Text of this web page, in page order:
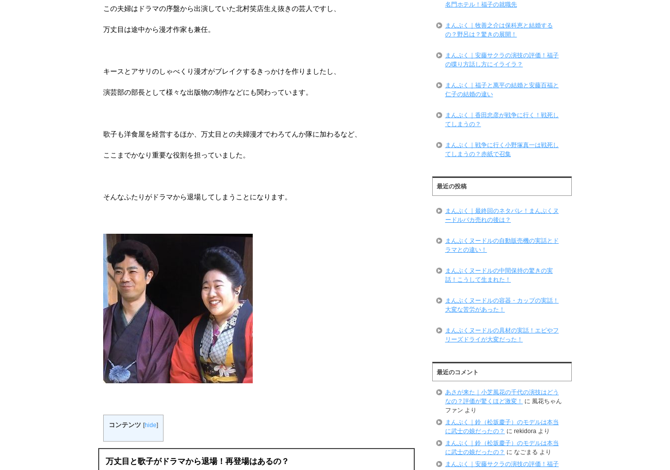
この夫婦はドラマの序盤から出演していた北村笑店生え抜きの芸人ですし、
万丈目は途中から漫才作家も兼任。
キースとアサリのしゃべくり漫才がブレイクするきっかけを作りましたし、
演芸部の部長として様々な出版物の制作などにも関わっています。
歌子も洋食屋を経営するほか、万丈目との夫婦漫才でわろてんか隊に加わるなど、
ここまでかなり重要な役割を担っていました。
そんなふたりがドラマから退場してしまうことになります。
コンテンツ [hide]
万丈目と歌子がドラマから退場！再登場はあるの？
名門ホテル！福子の就職先
まんぷく｜牧善之介は保科恵と結婚する
の？野呂は？驚きの展開！
まんぷく｜安藤サクラの演技の評価！福子
の喋り方話し方にイライラ？
まんぷく｜福子と萬平の結婚と安藤百福と
仁子の結婚の違い
まんぷく｜香田忠彦が戦争に行く！戦死し
てしまうの？
まんぷく｜戦争に行く小野塚真一は戦死し
てしまうの？赤紙で召集
最近の投稿
まんぷく｜最終回のネタバレ！まんぷくヌ
ードルバカ売れの後は？
まんぷくヌードルの自動販売機の実話とド
ラマとの違い！
まんぷくヌードルの中間保持の驚きの実
話！こうして生まれた！
まんぷくヌードルの容器・カップの実話！
大変な苦労があった！
まんぷくヌードルの具材の実話！エビやフ
リーズドライが大変だった！
最近のコメント
あさが来た｜小芝風花の千代の演技はどう
なの？評価が驚くほど激変！
に 風花ちゃん
ファン より
まんぷく｜鈴（松坂慶子）のモデルは本当
に武士の娘だったの？ に rekidora より
まんぷく｜鈴（松坂慶子）のモデルは本当
に武士の娘だったの？ に なごまる より
まんぷく｜安藤サクラの演技の評価！福子